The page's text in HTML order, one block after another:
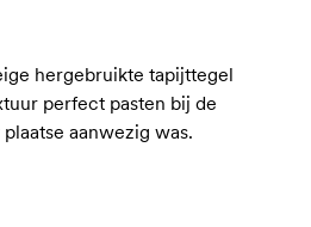
hergebruikte tapijttegel
perfect pasten bij de
aanwezig was.